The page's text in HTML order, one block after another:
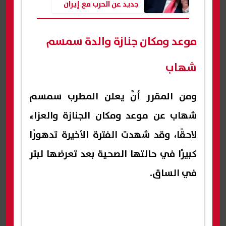
جديد عن الحرب مع إيران
موعد ومكان جنازة والدة سمسم
شهاب
ومن المقرر أنَّ يعلن المطرب سمسم
شهاب عن موعد ومكان الجنازة والعزاء
لاحقًا، وقد شهدت الفترة الأخيرة تدهورًا
كبيرًا في حالتها الصحية بعد تعرضها لبتر
في الساق.